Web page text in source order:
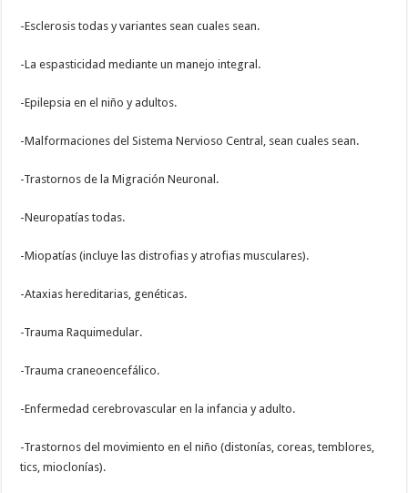
-Esclerosis todas y variantes sean cuales sean.
-La espasticidad mediante un manejo integral.
-Epilepsia en el niño y adultos.
-Malformaciones del Sistema Nervioso Central, sean cuales sean.
-Trastornos de la Migración Neuronal.
-Neuropatías todas.
-Miopatías (incluye las distrofias y atrofias musculares).
-Ataxias hereditarias, genéticas.
-Trauma Raquimedular.
-Trauma craneoencefálico.
-Enfermedad cerebrovascular en la infancia y adulto.
-Trastornos del movimiento en el niño (distonías, coreas, temblores,
tics, mioclonías).